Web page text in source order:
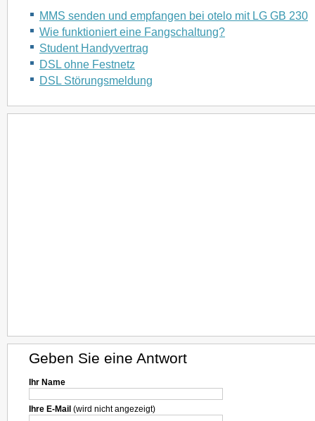
MMS senden und empfangen bei otelo mit LG GB 230
Wie funktioniert eine Fangschaltung?
Student Handyvertrag
DSL ohne Festnetz
DSL Störungsmeldung
Geben Sie eine Antwort
Ihr Name
Ihre E-Mail (wird nicht angezeigt)